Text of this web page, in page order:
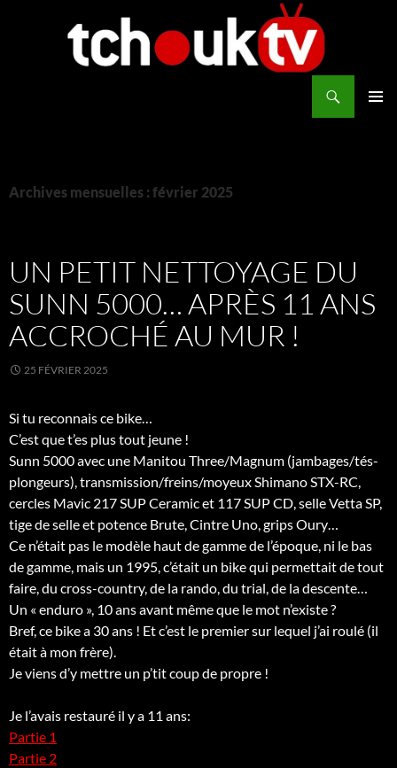
Archives mensuelles : février 2025
UN PETIT NETTOYAGE DU
SUNN 5000… APRÈS 11 ANS
ACCROCHÉ AU MUR !
25 FÉVRIER 2025
Si tu reconnais ce bike…
C’est que t’es plus tout jeune !
Sunn 5000 avec une Manitou Three/Magnum (jambages/tés-
plongeurs), transmission/freins/moyeux Shimano STX-RC,
cercles Mavic 217 SUP Ceramic et 117 SUP CD, selle Vetta SP,
tige de selle et potence Brute, Cintre Uno, grips Oury…
Ce n’était pas le modèle haut de gamme de l’époque, ni le bas
de gamme, mais un 1995, c’était un bike qui permettait de tout
faire, du cross-country, de la rando, du trial, de la descente…
Un « enduro », 10 ans avant même que le mot n’existe ?
Bref, ce bike a 30 ans ! Et c’est le premier sur lequel j’ai roulé (il
était à mon frère).
Je viens d’y mettre un p’tit coup de propre !
Je l’avais restauré il y a 11 ans:
Partie 1
Partie 2